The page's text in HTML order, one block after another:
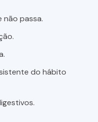
não passa.
do hábito